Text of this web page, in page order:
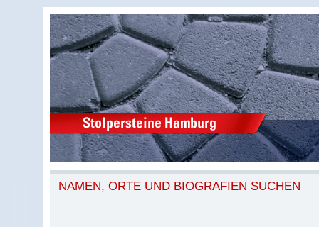
NAMEN, ORTE UND BIOGRAFIEN SUCHEN